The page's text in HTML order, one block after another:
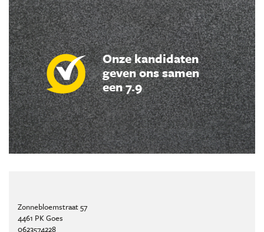
Onze kandidaten
geven ons samen
een 7.9
Zonnebloemstraat 57
4461 PK Goes
0623574228